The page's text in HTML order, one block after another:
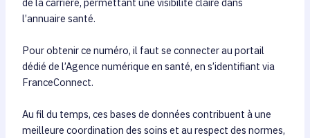
l’annuaire santé.
Pour obtenir ce numéro, il faut se connecter au portail
dédié de l’Agence numérique en santé, en s’identifiant via
FranceConnect.
Au fil du temps, ces bases de données contribuent à une
meilleure coordination des soins et au respect des normes,